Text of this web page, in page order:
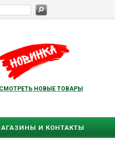
НОВЫЕ ТОВАРЫ
И КОНТАКТЫ